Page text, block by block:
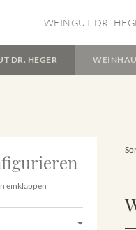
WEINGUT DR.
DR. HEGER
einklappen